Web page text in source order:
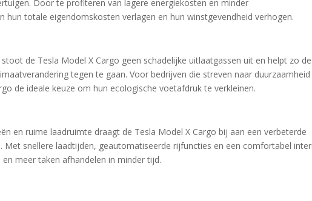
Door te profiteren van lagere energiekosten en minder
hun totale eigendomskosten verlagen en hun winstgevendheid verhogen.
de Tesla Model X Cargo geen schadelijke uitlaatgassen uit en helpt zo de
tegen te gaan. Voor bedrijven die streven naar duurzaamheid
de ideale keuze om hun ecologische voetafdruk te verkleinen.
en ruime laadruimte draagt de Tesla Model X Cargo bij aan een verbeterde
Met snellere laadtijden, geautomatiseerde rijfuncties en een comfortabel
meer taken afhandelen in minder tijd.